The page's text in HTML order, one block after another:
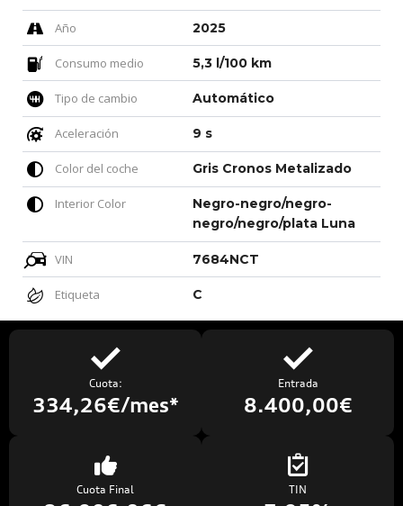
Año 2025
Consumo medio 5,3 l/100 km
Tipo de cambio Automático
Aceleración 9 s
Color del coche Gris Cronos Metalizado
Interior Color
Negro-negro/negro-
negro/negro/plata Luna
VIN 7684NCT
Etiqueta C
Cuota:
334,26€/mes*
Entrada
8.400,00€
Cuota Final TIN